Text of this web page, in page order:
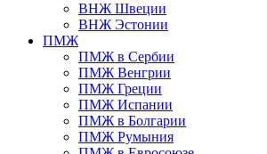
ВНЖ Швеции
ВНЖ Эстонии
ПМЖ
ПМЖ в Сербии
ПМЖ Венгрии
ПМЖ Греции
ПМЖ Испании
ПМЖ в Болгарии
ПМЖ Румыния